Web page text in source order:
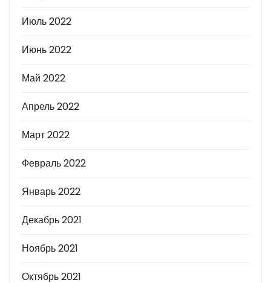
Июль 2022
Июнь 2022
Май 2022
Апрель 2022
Март 2022
Февраль 2022
Январь 2022
Декабрь 2021
Ноябрь 2021
Октябрь 2021